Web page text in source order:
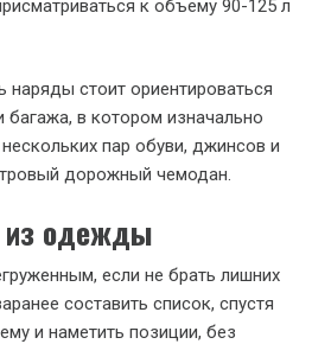
к объему 90-125 л
стоит ориентироваться
багажа, в котором изначально
пар обуви, джинсов и
дорожный чемодан.
одежды
если не брать лишних
составить список, спустя
и наметить позиции, без